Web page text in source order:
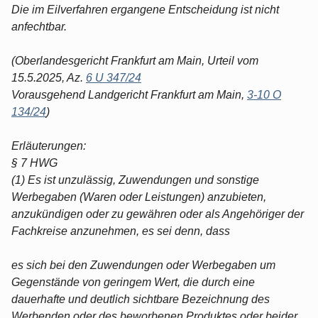
Die im Eilverfahren ergangene Entscheidung ist nicht
anfechtbar.
(Oberlandesgericht Frankfurt am Main, Urteil vom
15.5.2025, Az. 6 U 347/24
Vorausgehend Landgericht Frankfurt am Main, 3-10 O
134/24)
Erläuterungen:
§ 7 HWG
(1) Es ist unzulässig, Zuwendungen und sonstige
Werbegaben (Waren oder Leistungen) anzubieten,
anzukündigen oder zu gewähren oder als Angehöriger der
Fachkreise anzunehmen, es sei denn, dass
es sich bei den Zuwendungen oder Werbegaben um
Gegenstände von geringem Wert, die durch eine
dauerhafte und deutlich sichtbare Bezeichnung des